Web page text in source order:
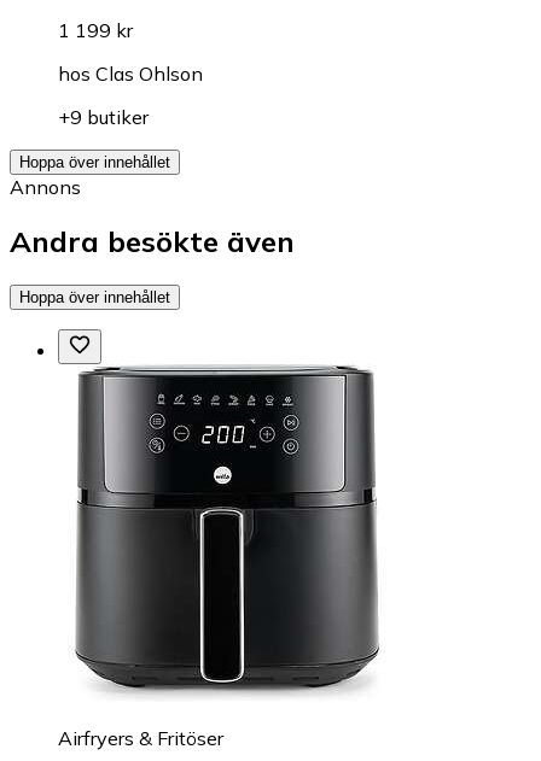
1 199 kr
hos Clas Ohlson
+9 butiker
Hoppa över innehållet
Annons
Andra besökte även
Hoppa över innehållet
Airfryers & Fritöser